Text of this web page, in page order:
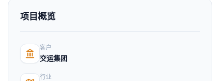
项目概览
客户
交运集团
行业